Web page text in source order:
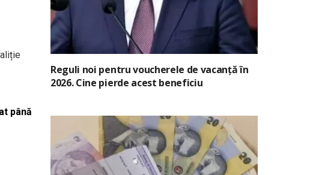
până
Reguli noi pentru voucherele de vacanță în
2026. Cine pierde acest beneficiu